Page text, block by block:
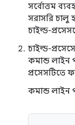
সর্বোত্তম
সরাসরি চালু
চাইল্ড-
চাইল্ড-
কমান্ড লাইন
প্রসেসটিতে
কমান্ড লাইন